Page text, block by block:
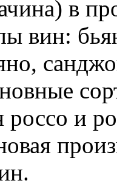
в
вин:
россо и